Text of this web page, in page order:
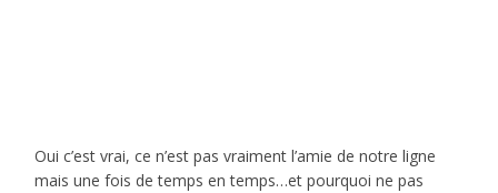
Oui c’est vrai, ce n’est pas vraiment l’amie de notre ligne
mais une fois de temps en temps…et pourquoi ne pas